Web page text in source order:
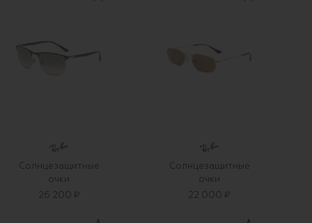
Солнцезащитные
очки
26 200 ₽
Солнцезащитные
очки
22 000 ₽